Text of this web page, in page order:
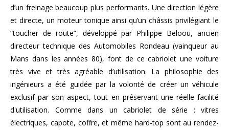
d’un freinage beaucoup plus performants. Une direction légère
et directe, un moteur tonique ainsi qu’un châssis privilégiant le
“toucher de route”, développé par Philippe Beloou, ancien
directeur technique des Automobiles Rondeau (vainqueur au
Mans dans les années 80), font de ce cabriolet une voiture
très vive et très agréable d’utilisation. La philosophie des
ingénieurs a été guidée par la volonté de créer un véhicule
exclusif par son aspect, tout en préservant une réelle facilité
d'utilisation. Comme dans un cabriolet de série : vitres
électriques, capote, coffre, et même hard-top sont au rendez-